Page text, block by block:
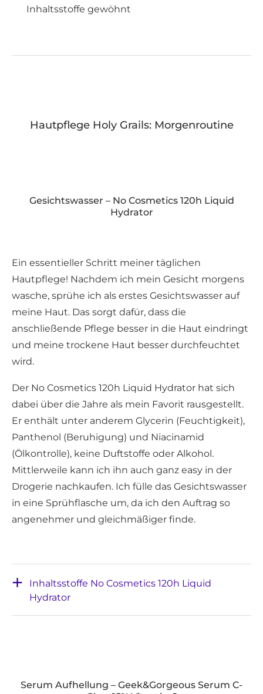
Inhaltsstoffe gewöhnt
Hautpflege Holy Grails: Morgenroutine
Gesichtswasser – No Cosmetics 120h Liquid
Hydrator
Ein essentieller Schritt meiner täglichen
Hautpflege! Nachdem ich mein Gesicht morgens
wasche, sprühe ich als erstes Gesichtswasser auf
meine Haut. Das sorgt dafür, dass die
anschließende Pflege besser in die Haut eindringt
und meine trockene Haut besser durchfeuchtet
wird.
Der No Cosmetics 120h Liquid Hydrator hat sich
dabei über die Jahre als mein Favorit rausgestellt.
Er enthält unter anderem Glycerin (Feuchtigkeit),
Panthenol (Beruhigung) und Niacinamid
(Ölkontrolle), keine Duftstoffe oder Alkohol.
Mittlerweile kann ich ihn auch ganz easy in der
Drogerie nachkaufen. Ich fülle das Gesichtswasser
in eine Sprühflasche um, da ich den Auftrag so
angenehmer und gleichmäßiger finde.
Inhaltsstoffe No Cosmetics 120h Liquid
Hydrator
Serum Aufhellung – Geek&Gorgeous Serum C-